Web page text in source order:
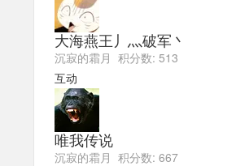
大海燕王丿灬破军丶
沉寂的霜月 积分数: 513
互动
唯我传说
沉寂的霜月 积分数: 667